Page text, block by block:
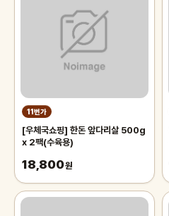
11번가
[우체국쇼핑] 한돈 앞다리살 500g
x 2팩(수육용)
18,800원